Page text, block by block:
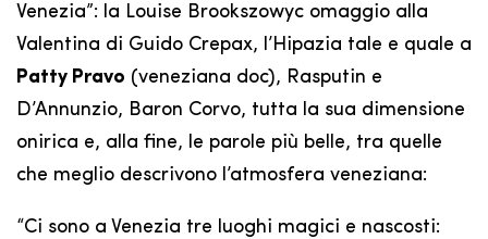
Venezia”: la Louise Brookszowyc omaggio alla
Valentina di Guido Crepax, l’Hipazia tale e quale a
Patty Pravo (veneziana doc), Rasputin e
D’Annunzio, Baron Corvo, tutta la sua dimensione
onirica e, alla fine, le parole più belle, tra quelle
che meglio descrivono l’atmosfera veneziana:
“Ci sono a Venezia tre luoghi magici e nascosti: